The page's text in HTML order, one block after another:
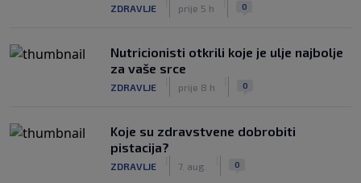
ZDRAVLJE prije 5 h 0
Nutricionisti otkrili koje je ulje najbolje
za vaše srce
ZDRAVLJE prije 8 h 0
Koje su zdravstvene dobrobiti
pistacija?
ZDRAVLJE 7. aug. 0